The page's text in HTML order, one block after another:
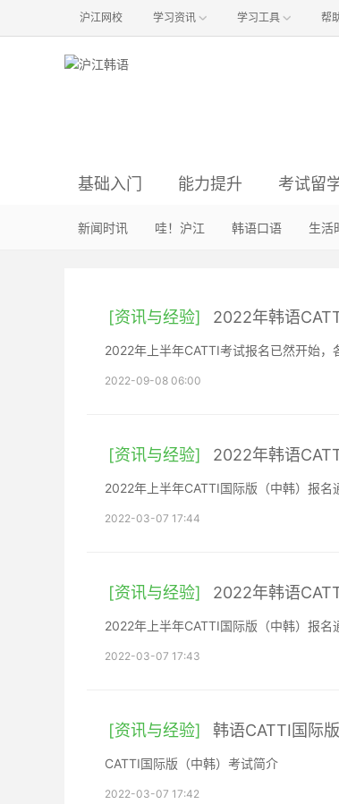
沪江网校 学习资讯 学习工具 帮
基础入门 能力提升 考试留
韩语语音 韩语入门 方法经验 词汇
语法辨析 韩语阅读 韩语听力 职场
资讯与经验 真题解析 初级备考 中
韩国影视 韩国音乐 明星娱乐 韩国
新闻时讯 哇！沪江 韩语口语 生活
[资讯与经验] 2022年韩语
2022年上半年CATTI考试报名已然开始，
2022-09-08 06:00
[资讯与经验] 2022年韩语
2022年上半年CATTI国际版（中韩）报名
2022-03-07 17:44
[资讯与经验] 2022年韩语
2022年上半年CATTI国际版（中韩）报名
2022-03-07 17:43
[资讯与经验] 韩语CATTI国际
CATTI国际版（中韩）考试简介
2022-03-07 17:42